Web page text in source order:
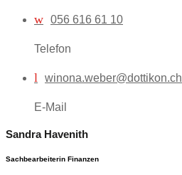
w 056 616 61 10
Telefon
l winona.weber@dottikon.ch
E-Mail
Sandra Havenith
Sachbearbeiterin Finanzen